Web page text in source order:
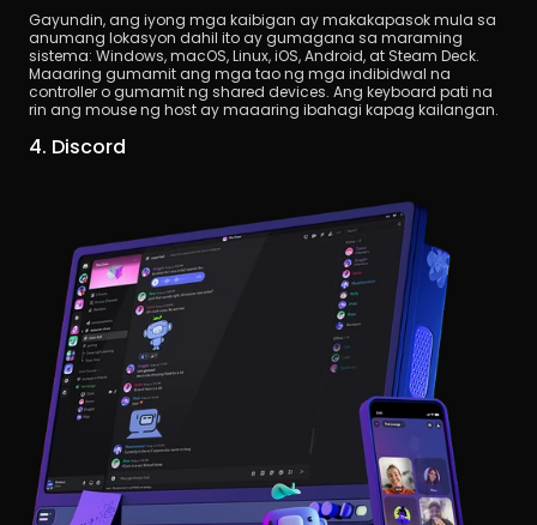
Gayundin, ang iyong mga kaibigan ay makakapasok mula sa
anumang lokasyon dahil ito ay gumagana sa maraming
sistema: Windows, macOS, Linux, iOS, Android, at Steam Deck.
Maaaring gumamit ang mga tao ng mga indibidwal na
controller o gumamit ng shared devices. Ang keyboard pati na
rin ang mouse ng host ay maaaring ibahagi kapag kailangan.
4. Discord